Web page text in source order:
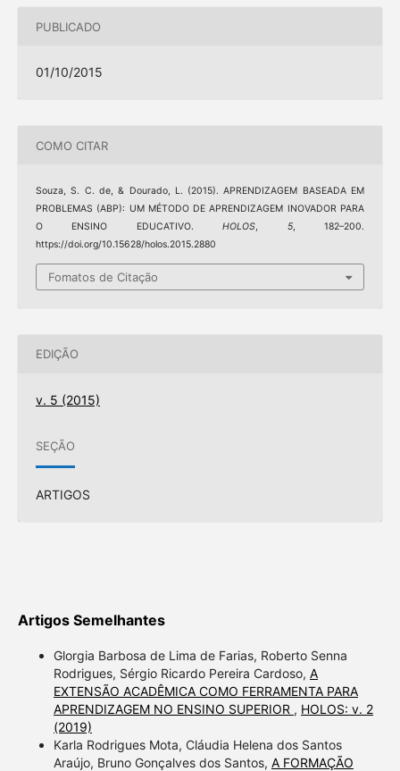
PUBLICADO
01/10/2015
COMO CITAR
Souza, S. C. de, & Dourado, L. (2015). APRENDIZAGEM BASEADA EM
PROBLEMAS (ABP): UM MÉTODO DE APRENDIZAGEM INOVADOR PARA
O ENSINO EDUCATIVO.HOLOS, 5, 182–200.
https://doi.org/10.15628/holos.2015.2880
Fomatos de Citação
EDIÇÃO
v. 5 (2015)
SEÇÃO
ARTIGOS
Artigos Semelhantes
Glorgia Barbosa de Lima de Farias, Roberto Senna
Rodrigues, Sérgio Ricardo Pereira Cardoso, A
EXTENSÃO ACADÊMICA COMO FERRAMENTA PARA
APRENDIZAGEM NO ENSINO SUPERIOR , HOLOS: v. 2
(2019)
Karla Rodrigues Mota, Cláudia Helena dos Santos
Araújo, Bruno Gonçalves dos Santos, A FORMAÇÃO